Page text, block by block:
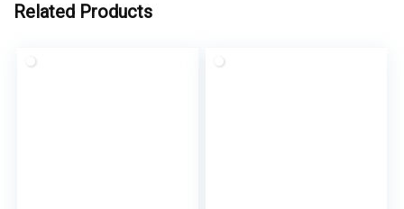
Related Products